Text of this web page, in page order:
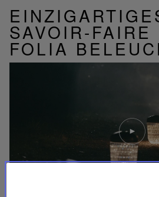
SAVOIR-FAIRE
FOLIA
Video
abspielen
YouTube-
Video,
Folia